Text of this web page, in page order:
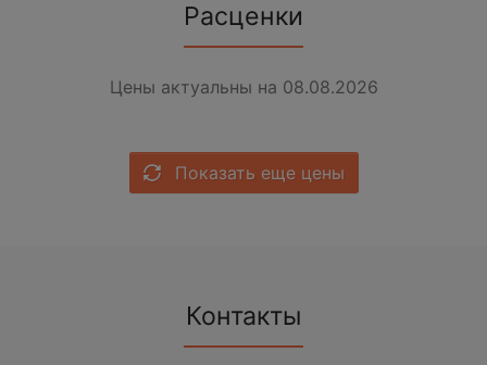
Расценки
Цены актуальны на 08.08.2026
Показать еще цены
Контакты